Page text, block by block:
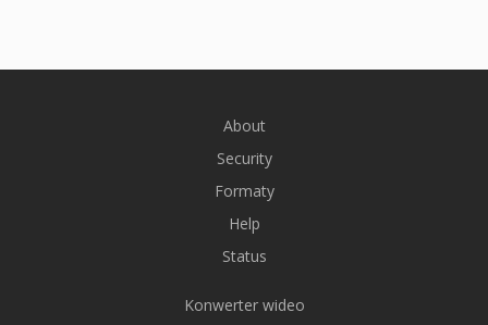
About
Security
Formaty
Help
Status
Konwerter wideo